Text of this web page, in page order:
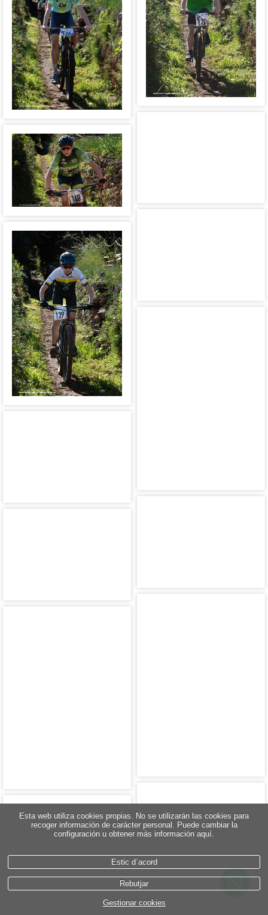
Esta web utiliza cookies propias. No se utilizarán las cookies para
recoger información de carácter personal. Puede cambiar la
configuración u obtener más información aquí.
Estic d`acord
Rebutjar
Gestionar cookies